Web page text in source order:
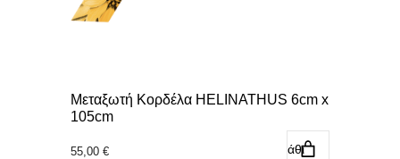
Μεταξωτή Κορδέλα HELINATHUS 6cm x
105cm
55,00 € Προσθήκη στο καλάθι